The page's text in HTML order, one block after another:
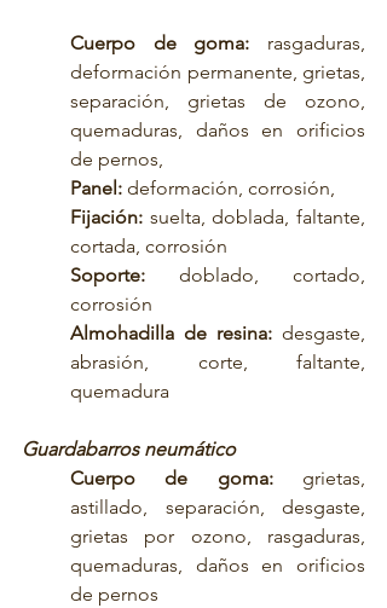
Cuerpo de goma: rasgaduras,
deformación permanente, grietas,
separación, grietas de ozono,
quemaduras, daños en orificios
de pernos,
Panel: deformación, corrosión,
Fijación: suelta, doblada, faltante,
cortada, corrosión
Soporte: doblado, cortado,
corrosión
Almohadilla de resina: desgaste,
abrasión, corte, faltante,
quemadura
Guardabarros neumático
Cuerpo de goma: grietas,
astillado, separación, desgaste,
grietas por ozono, rasgaduras,
quemaduras, daños en orificios
de pernos